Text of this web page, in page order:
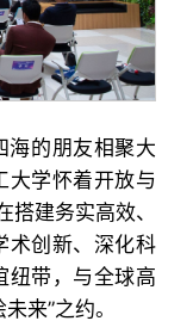
海的朋友相聚大
大学怀着开放与
搭建务实高效、
术创新、深化科
纽带，与全球高
来”之约。